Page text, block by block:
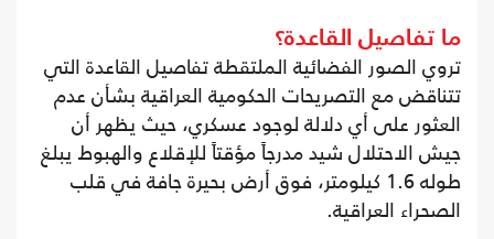
ما تفاصيل القاعدة؟
تروي الصور الفضائية الملتقطة تفاصيل القاعدة التي
تتناقض مع التصريحات الحكومية العراقية بشأن عدم
العثور على أي دلالة لوجود عسكري، حيث يظهر أن
جيش الاحتلال شيد مدرجاً مؤقتاً للإقلاع والهبوط يبلغ
طوله 1.6 كيلومتر، فوق أرض بحيرة جافة في قلب
الصحراء العراقية.